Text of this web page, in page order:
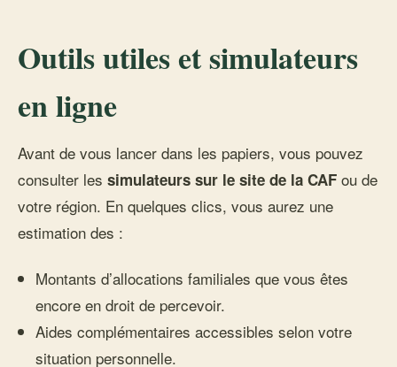
Outils utiles et simulateurs
en ligne
Avant de vous lancer dans les papiers, vous pouvez
consulter les simulateurs sur le site de la CAF ou de
votre région. En quelques clics, vous aurez une
estimation des :
Montants d’allocations familiales que vous êtes
encore en droit de percevoir.
Aides complémentaires accessibles selon votre
situation personnelle.